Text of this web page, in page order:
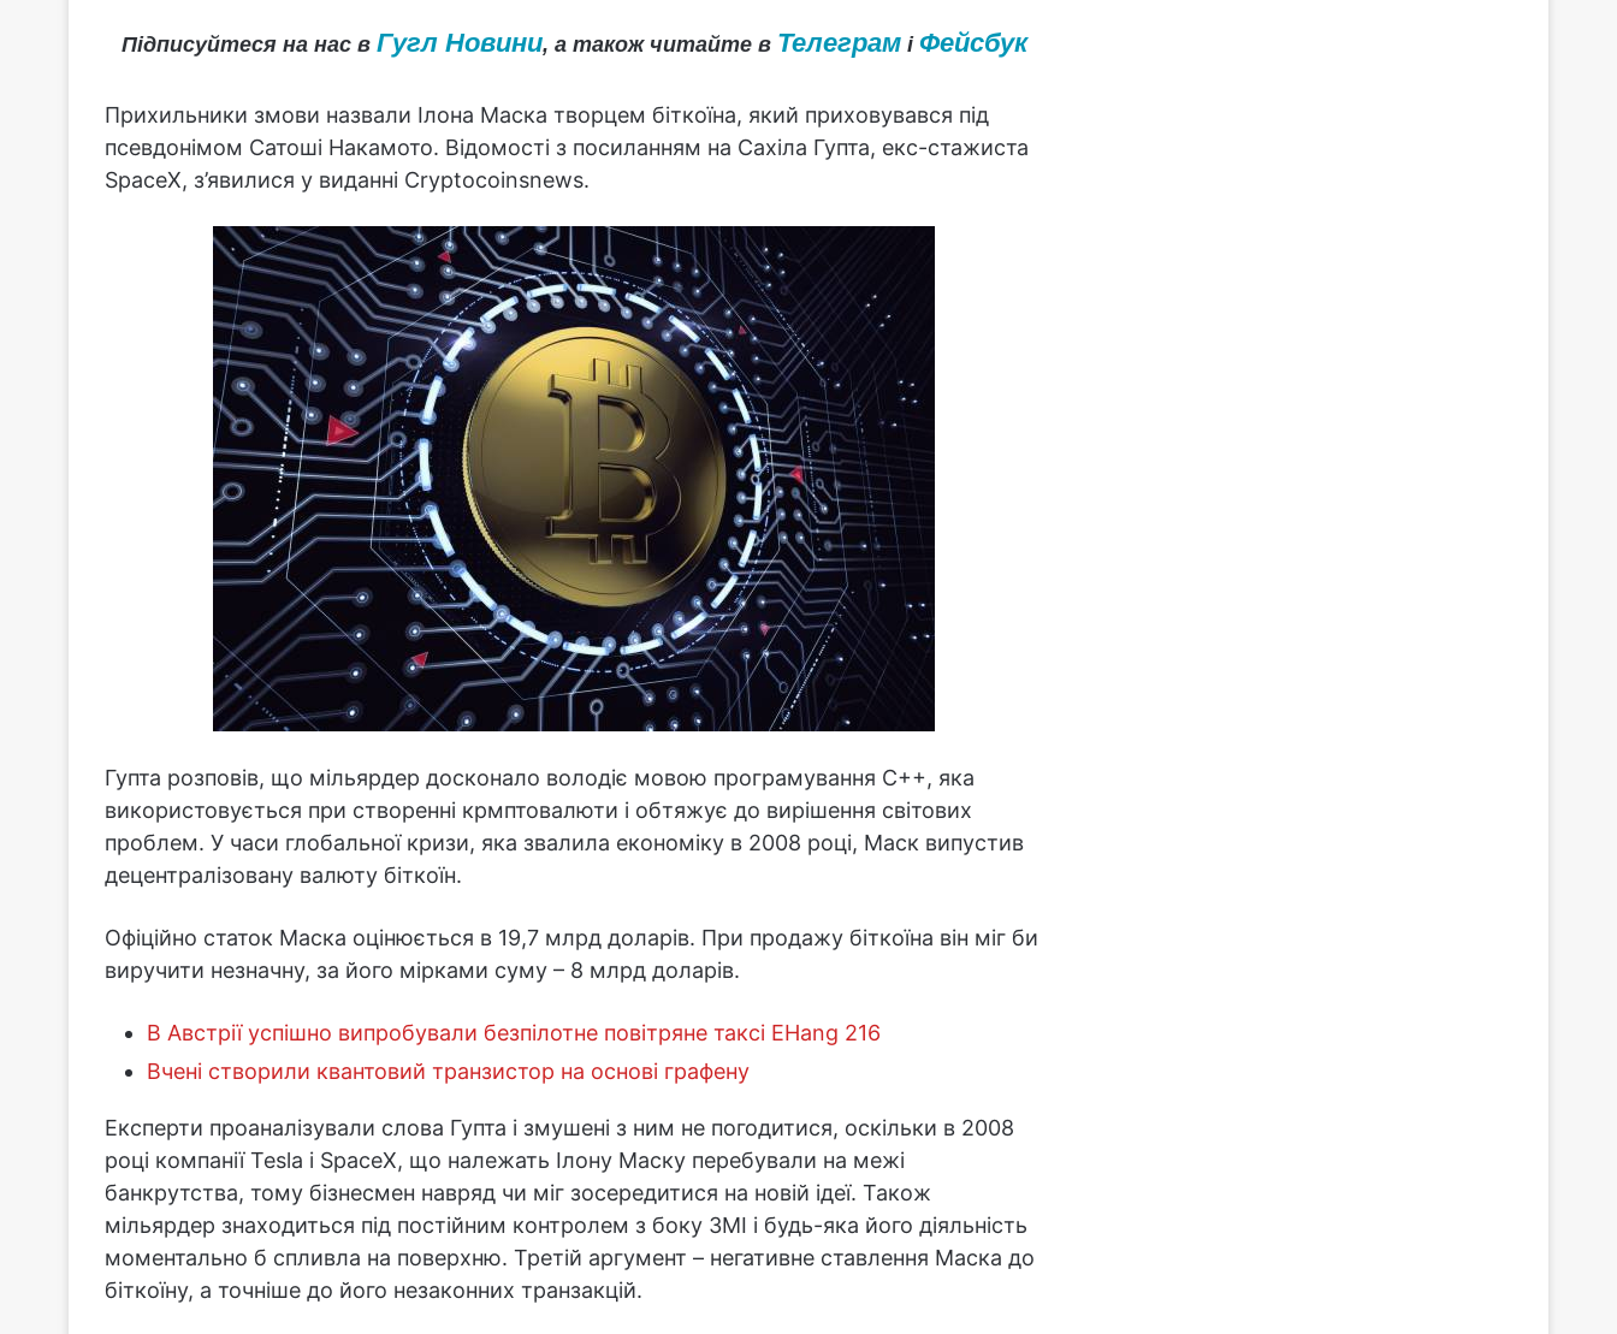
Підписуйтеся на нас в Гугл Новини, а також читайте в Телеграмі Фейсбук
Прихильники змови назвали Ілона Маска творцем біткоїна, який приховувався під
псевдонімом Сатоші Накамото. Відомості з посиланням на Сахіла Гупта, екс-стажиста
SpaceX, з’явилися у виданні Cryptocoinsnews.
Гупта розповів, що мільярдер досконало володіє мовою програмування С++, яка
використовується при створенні крмптовалюти і обтяжує до вирішення світових
проблем. У часи глобальної кризи, яка звалила економіку в 2008 році, Маск випустив
децентралізовану валюту біткоїн.
Офіційно статок Маска оцінюється в 19,7 млрд доларів. При продажу біткоїна він міг би
виручити незначну, за його мірками суму – 8 млрд доларів.
В Австрії успішно випробували безпілотне повітряне таксі EHang 216
Вчені створили квантовий транзистор на основі графену
Експерти проаналізували слова Гупта і змушені з ним не погодитися, оскільки в 2008
році компанії Tesla і SpaceX, що належать Ілону Маску перебували на межі
банкрутства, тому бізнесмен навряд чи міг зосередитися на новій ідеї. Також
мільярдер знаходиться під постійним контролем з боку ЗМІ і будь-яка його діяльність
моментально б спливла на поверхню. Третій аргумент – негативне ставлення Маска до
біткоїну, а точніше до його незаконних транзакцій.